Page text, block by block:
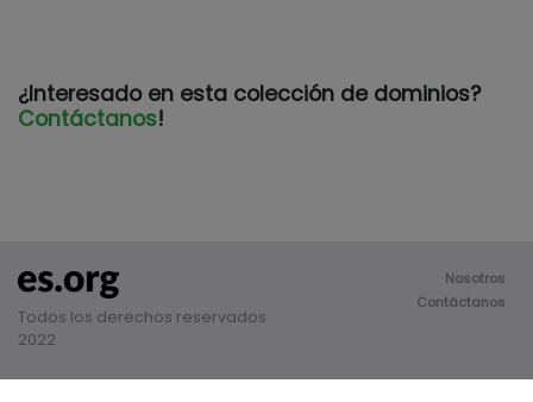
¿Interesado en esta colección de dominios?
Contáctanos!
Todos los derechos reservados
2022
Nosotros
Contáctanos